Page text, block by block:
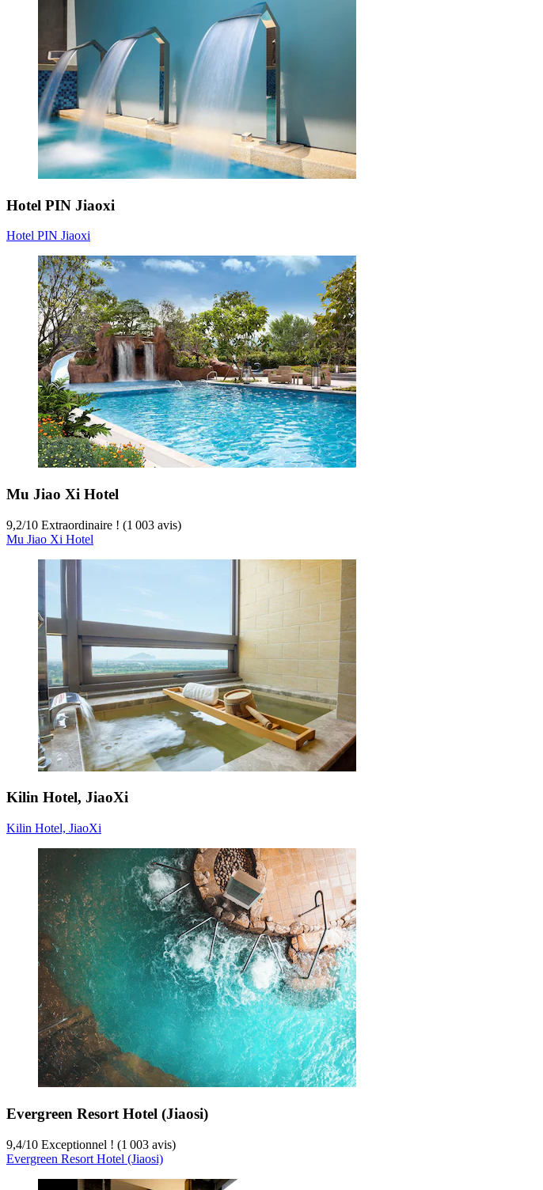
Hotel PIN Jiaoxi
Hotel PIN Jiaoxi
Mu Jiao Xi Hotel
9,2/10 Extraordinaire ! (1 003 avis)
Mu Jiao Xi Hotel
Kilin Hotel, JiaoXi
Kilin Hotel, JiaoXi
Evergreen Resort Hotel (Jiaosi)
9,4/10 Exceptionnel ! (1 003 avis)
Evergreen Resort Hotel (Jiaosi)